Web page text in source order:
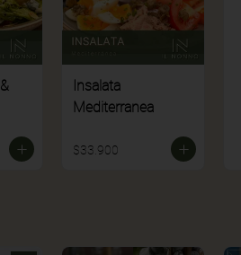
Insalata
Mediterranea
$33.900